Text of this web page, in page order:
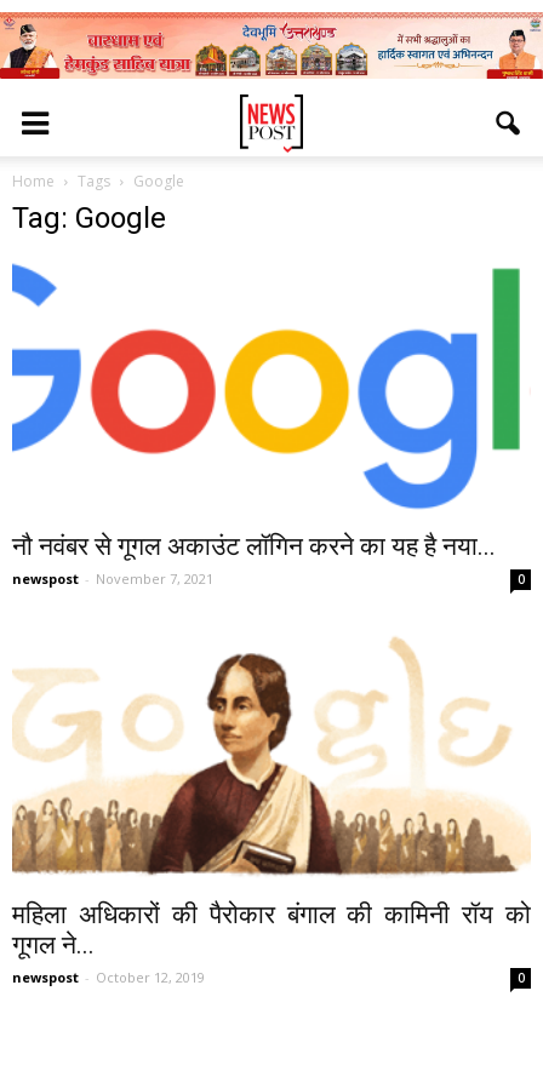
Home Tags Google
Tag: Google
नौ नवंबर से गूगल अकाउंट लॉगिन करने का यह है नया...
newspost - November 7, 2021 0
महिला अधिकारों की पैरोकार बंगाल की कामिनी रॉय को
गूगल ने...
newspost - October 12, 2019 0